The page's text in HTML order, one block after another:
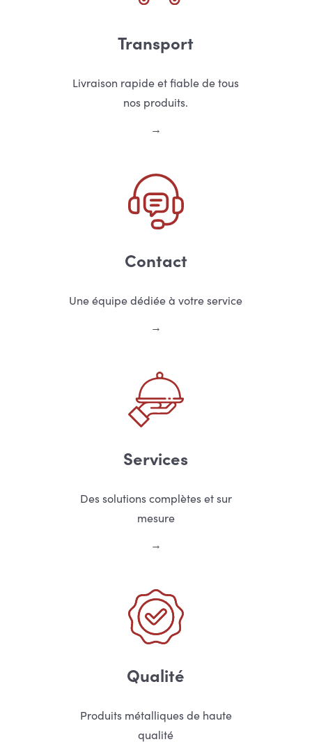
Transport
Livraison rapide et fiable de tous
nos produits.
Contact
Une équipe dédiée à votre service
Services
Des solutions complètes et sur
mesure
Qualité
Produits métalliques de haute
qualité